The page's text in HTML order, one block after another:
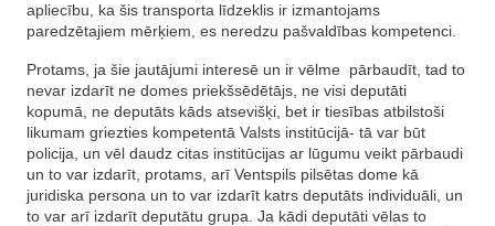
apliecību, ka šis transporta līdzeklis ir izmantojams
paredzētajiem mērķiem, es neredzu pašvaldības kompetenci.
Protams, ja šie jautājumi interesē un ir vēlme pārbaudīt, tad to
nevar izdarīt ne domes priekšsēdētājs, ne visi deputāti
kopumā, ne deputāts kāds atsevišķi, bet ir tiesības atbilstoši
likumam griezties kompetentā Valsts institūcijā- tā var būt
policija, un vēl daudz citas institūcijas ar lūgumu veikt pārbaudi
un to var izdarīt, protams, arī Ventspils pilsētas dome kā
juridiska persona un to var izdarīt katrs deputāts individuāli, un
to var arī izdarīt deputātu grupa. Ja kādi deputāti vēlas to